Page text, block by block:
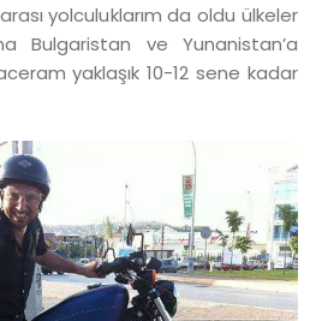
yolculuklarım da oldu ülkeler
Bulgaristan ve Yunanistan’a
yaklaşık 10-12 sene kadar